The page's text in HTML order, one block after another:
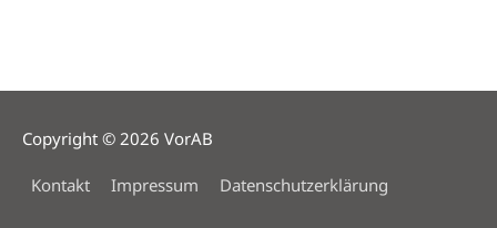
Copyright © 2026 VorAB
Kontakt Impressum Datenschutzerklärung